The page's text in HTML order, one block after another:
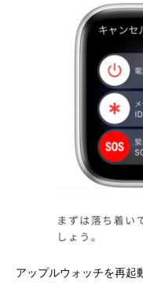
アップルウォッチを再起